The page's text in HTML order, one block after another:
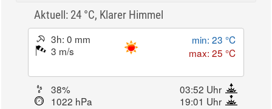
Aktuell: 24 °C, Klarer Himmel
3h: 0 mm
3 m/s
min: 23 °C
max: 25 °C
38%
03:52 Uhr
1022 hPa
19:01 Uhr